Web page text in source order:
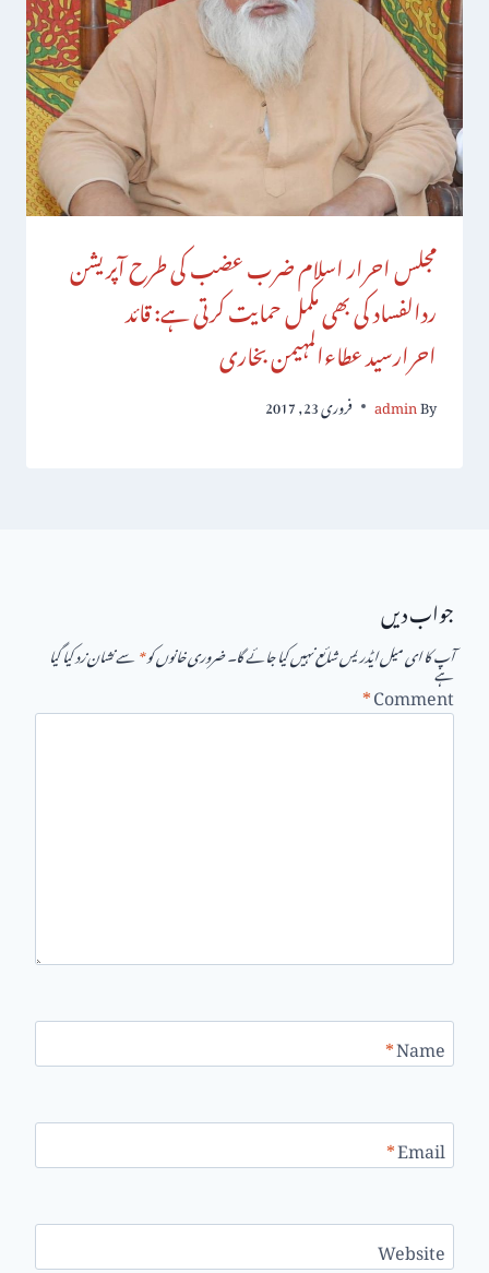
مجلس احرار اسلام ضرب عضب کی طرح آپریشن
ردالفساد کی بھی مکمل حمایت کرتی ہے: قائد
احرارسید عطاءالمہیمن بخاری
By
admin فروری 23, 2017
جواب دیں
آپ کا ای میل ایڈریس شائع نہیں کیا جائے گا۔ضروری خانوں کو*سے نشان زد کیا گیا ہے
Comment
*
Name
*
Email
*
Website